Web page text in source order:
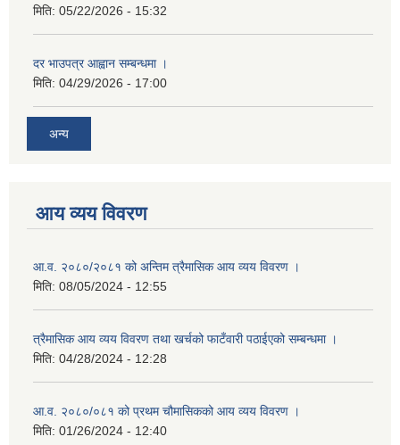
मिति: 05/22/2026 - 15:32
दर भाउपत्र आह्वान सम्बन्धमा ।
मिति: 04/29/2026 - 17:00
अन्य
आय व्यय विवरण
आ.व. २०८०/२०८१ को अन्तिम त्रैमासिक आय व्यय विवरण ।
मिति: 08/05/2024 - 12:55
त्रैमासिक आय व्यय विवरण तथा खर्चको फाटँवारी पठाईएको सम्बन्धमा ।
मिति: 04/28/2024 - 12:28
आ.व. २०८०/०८१ को प्रथम चौमासिकको आय व्यय विवरण ।
मिति: 01/26/2024 - 12:40